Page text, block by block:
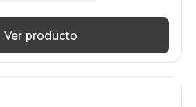
Ver producto